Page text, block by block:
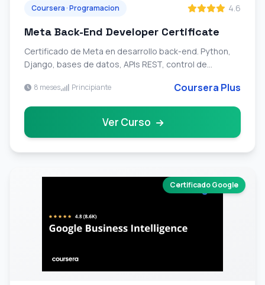
Coursera · Programacion 4.6
Meta Back-End Developer Certificate
Certificado de Meta en desarrollo back-end. Python,
Django, bases de datos, APIs REST, control de
8 meses Principiante Coursera Plus
Ver Curso
Certificado Google